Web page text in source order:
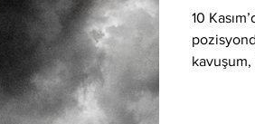
10
kavuşum,